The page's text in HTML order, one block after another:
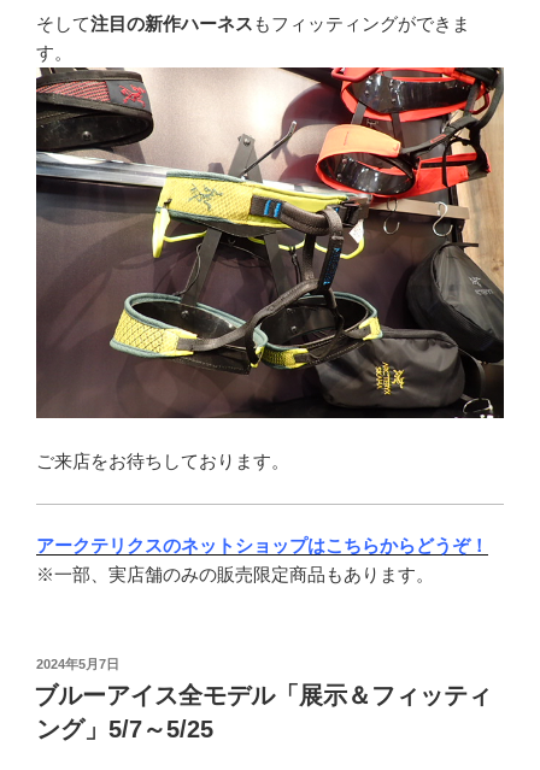
そして注目の新作ハーネス もフィッティングができま
す。
ご来店をお待ちしております。
アークテリクスのネットショップはこちらからどうぞ！
※一部、実店舗のみの販売限定商品もあります。
投
稿
日:
2024年5月7日
ブルーアイス全モデル「展示＆フィッティ
ング」5/7～5/25